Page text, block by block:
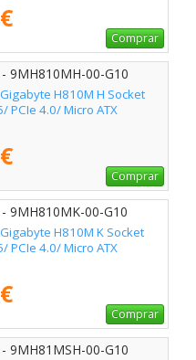
Comprar
- 9MH810MH-00-G10
H810M H Socket
PCIe 4.0/ Micro ATX
Comprar
- 9MH810MK-00-G10
H810M K Socket
PCIe 4.0/ Micro ATX
Comprar
- 9MH81MSH-00-G10